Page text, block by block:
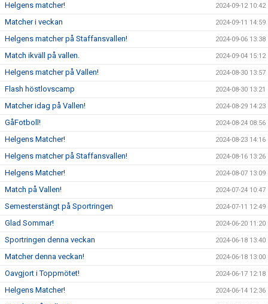
Helgens matcher! 2024-09-12 10:42
Matcher i veckan 2024-09-11 14:59
Helgens matcher på Staffansvallen! 2024-09-06 13:38
Match ikväll på vallen. 2024-09-04 15:12
Helgens matcher på Vallen! 2024-08-30 13:57
Flash höstlovscamp 2024-08-30 13:21
Matcher idag på Vallen! 2024-08-29 14:23
GåFotboll! 2024-08-24 08:56
Helgens Matcher! 2024-08-23 14:16
Helgens matcher på Staffansvallen! 2024-08-16 13:26
Helgens Matcher! 2024-08-07 13:09
Match på Vallen! 2024-07-24 10:47
Semesterstängt på Sportringen 2024-07-11 12:49
Glad Sommar! 2024-06-20 11:20
Sportringen denna veckan 2024-06-18 13:40
Matcher denna veckan! 2024-06-18 13:00
Oavgjort i Toppmötet! 2024-06-17 12:18
Helgens Matcher! 2024-06-14 12:36